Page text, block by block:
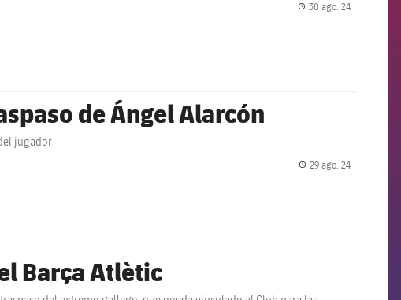
30 ago. 24
de Ángel Alarcón
jugador
29 ago. 24
Barça Atlètic